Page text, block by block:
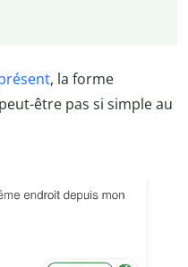
, la forme
être pas si simple au